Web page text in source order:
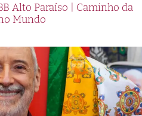
Alto Paraíso | Caminho da
Mundo